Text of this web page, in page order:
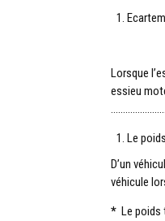
Lorsque
essieu
Le
D’un
véhicule
* Le poids